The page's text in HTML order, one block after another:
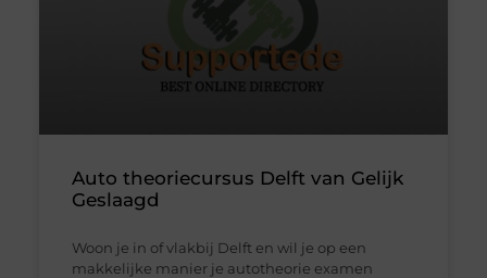
Auto theoriecursus Delft van Gelijk
Geslaagd
Woon je in of vlakbij Delft en wil je op een
makkelijke manier je autotheorie examen